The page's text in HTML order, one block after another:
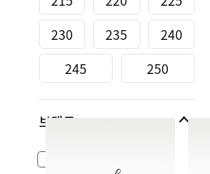
230
235
240
245
250
브랜드